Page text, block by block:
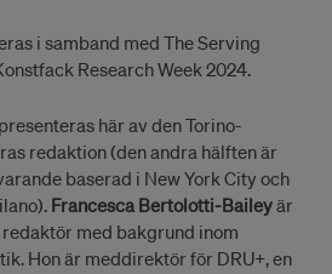
i samband med The Serving
Research Week 2024.
här av den Torino-
redaktion (den andra hälften är
baserad i New York City och
Francesca Bertolotti-Baileyär
med bakgrund inom
Hon är meddirektör för DRU+, en